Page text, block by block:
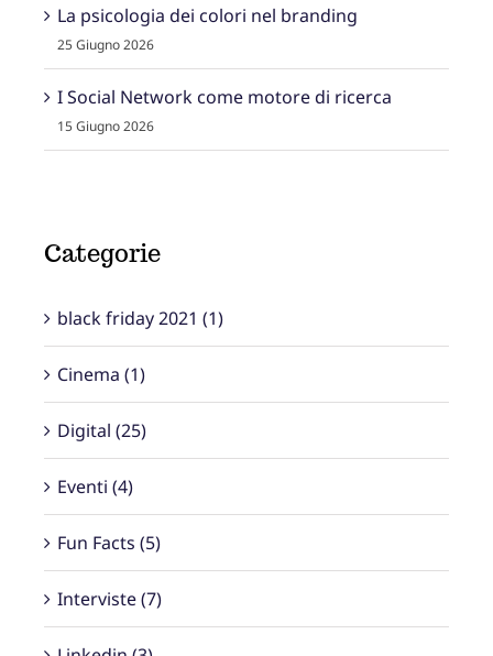
25 Giugno 2026
I Social Network come motore di ricerca
15 Giugno 2026
Cinema (1)
Digital (25)
Eventi (4)
Fun Facts (5)
Interviste (7)
Linkedin (3)